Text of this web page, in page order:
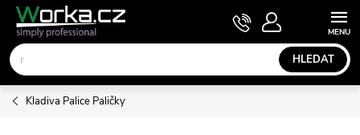
Přejít
obsah
HLEDAT
NÁKUPNÍ
KOŠÍK
Kladiva Palice Paličky